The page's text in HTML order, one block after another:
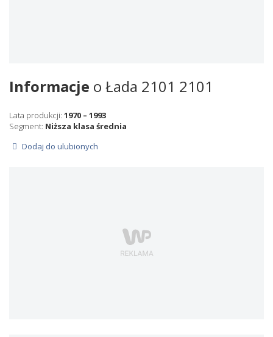
Informacje o Łada 2101 2101
Lata produkcji: 1970 – 1993
Segment: Niższa klasa średnia
Dodaj do ulubionych